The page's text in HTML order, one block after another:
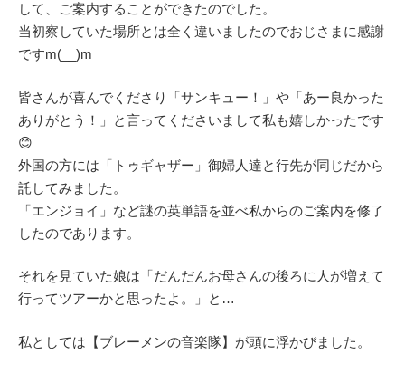
して、ご案内することができたのでした。
当初察していた場所とは全く違いましたのでおじさまに感謝
ですm(__)m
皆さんが喜んでくださり「サンキュー！」や「あー良かった
ありがとう！」と言ってくださいまして私も嬉しかったです
😊
外国の方には「トゥギャザー」御婦人達と行先が同じだから
託してみました。
「エンジョイ」など謎の英単語を並べ私からのご案内を修了
したのであります。
それを見ていた娘は「だんだんお母さんの後ろに人が増えて
行ってツアーかと思ったよ。」と…
私としては【ブレーメンの音楽隊】が頭に浮かびました。